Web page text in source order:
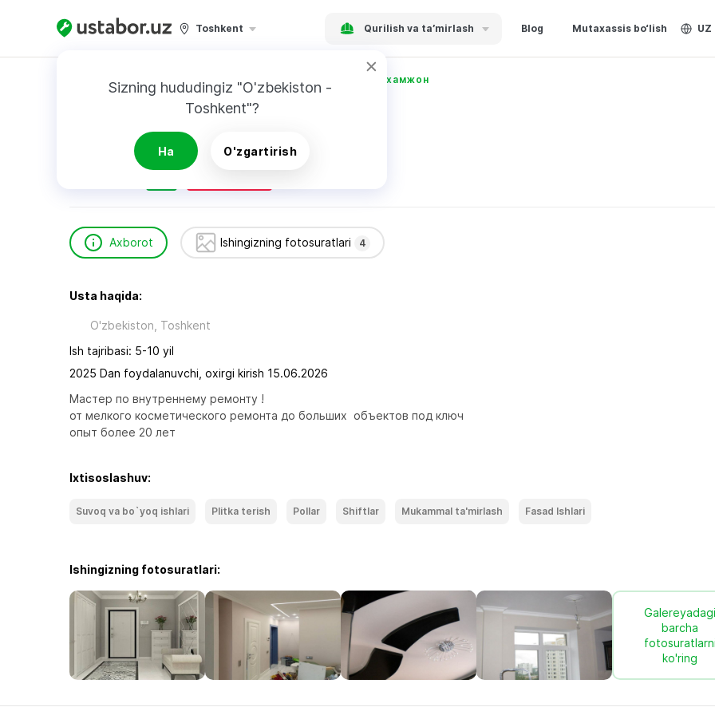
Toshkent Qurilish va ta’mirlash Blog Mutaxassis bo‘lish UZ
Sizning hududingiz "O'zbekiston -
Toshkent"?
Ha O'zgartirish
Bosh sahifa Qurilish va ta’mirlash Тухтабоев Адхамжон
Axborot Ishingizning fotosuratlari 4
Usta haqida:
O'zbekiston, Toshkent
Ish tajribasi: 5-10 yil
2025 Dan foydalanuvchi, oxirgi kirish 15.06.2026
Мастер по внутреннему ремонту !
от мелкого косметического ремонта до больших  объектов под ключ
опыт более 20 лет
Ixtisoslashuv:
Suvoq va bo`yoq ishlari Plitka terish Pollar Shiftlar Mukammal ta'mirlash Fasad Ishlari
Ishingizning fotosuratlari:
Galereyadagi
barcha
ko'ring